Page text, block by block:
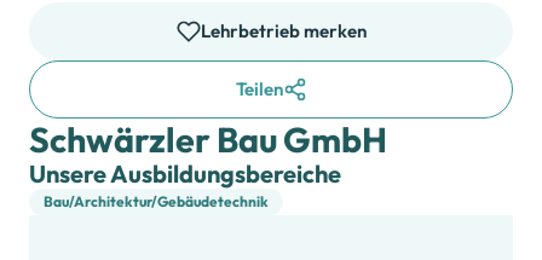
Lehrbetrieb merken
Teilen
Schwärzler Bau GmbH
Unsere Ausbildungsbereiche
Bau/Architektur/Gebäudetechnik